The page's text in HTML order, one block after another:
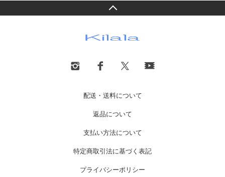
配送・送料について
返品について
支払い方法について
特定商取引法に基づく表記
プライバシーポリシー